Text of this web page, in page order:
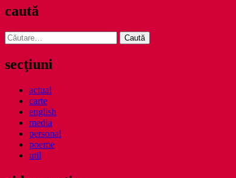
caută
Caută
după:
secţiuni
actual
carte
english
media
personal
poeme
util